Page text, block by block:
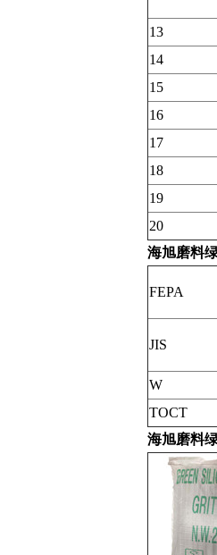
13
14
15
16
17
18
19
20
海旭磨料
FEPA
JIS
W
TOCT
海旭磨料